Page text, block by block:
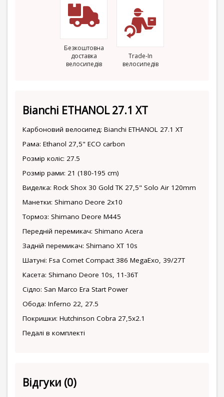
Безкоштовна
доставка
велосипедів
Trade-In
велосипедів
Bianchi ETHANOL 27.1 XT
Карбоновий велосипед: Bianchi ETHANOL 27.1 XT
Рама: Ethanol 27,5" ECO carbon
Розмір коліс: 27.5
Розмір рами: 21 (180-195 cm)
Виделка: Rock Shox 30 Gold TK 27,5" Solo Air 120mm
Манетки: Shimano Deore 2x10
Тормоз: Shimano Deore M445
Передній перемикач: Shimano Acera
Задній перемикач: Shimano XT 10s
Шатуні: Fsa Comet Compact 386 MegaExo, 39/27T
Касета: Shimano Deore 10s, 11-36T
Сідло: San Marco Era Start Power
Обода: Inferno 22, 27.5
Покришки: Hutchinson Cobra 27,5x2.1
Педалі в комплекті
Відгуки (0)